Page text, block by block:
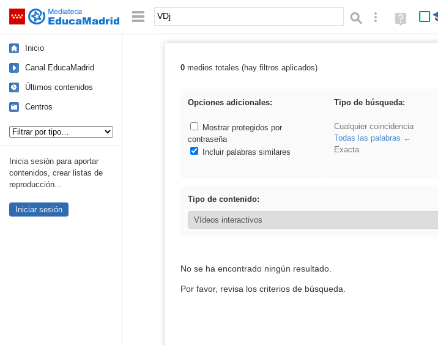
Saltar navegación Palabra o frase: Búsqueda avanzada
Ayuda
(en
Inicio
Canal EducaMadrid
Últimos contenidos
Centros
Inicia sesión para aportar
contenidos, crear listas de
reproducción...
Iniciar sesión
Resultados de: VDj
0medios totales (hay filtros aplicados)
Opciones adicionales:
Mostrar protegidos por
contraseña
Incluir palabras similares
Tipo de búsqueda:
Cualquier coincidencia
Todas las palabras
Exacta
Tipo de contenido:
No se ha encontrado ningún resultado.
Por favor, revisa los criterios de búsqueda.